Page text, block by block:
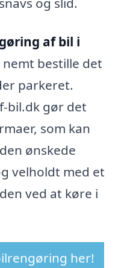
af bil i
bestille det
parkeret.
bil.dk gør det
som kan
ønskede
velholdt med et
ved at køre i
her!